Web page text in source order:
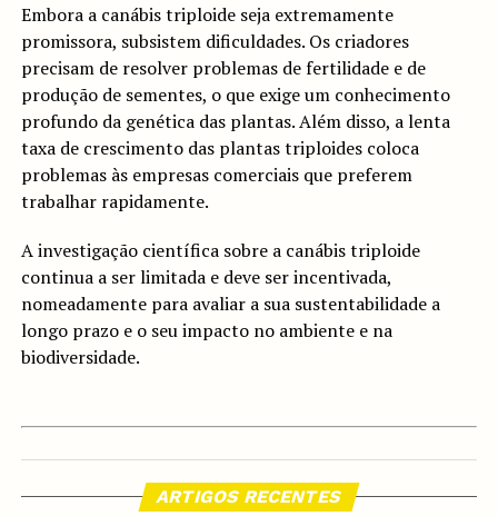
Embora a canábis triploide seja extremamente
promissora, subsistem dificuldades. Os criadores
precisam de resolver problemas de fertilidade e de
produção de sementes, o que exige um conhecimento
profundo da genética das plantas. Além disso, a lenta
taxa de crescimento das plantas triploides coloca
problemas às empresas comerciais que preferem
trabalhar rapidamente.
A investigação científica sobre a canábis triploide
continua a ser limitada e deve ser incentivada,
nomeadamente para avaliar a sua sustentabilidade a
longo prazo e o seu impacto no ambiente e na
biodiversidade.
ARTIGOS RECENTES